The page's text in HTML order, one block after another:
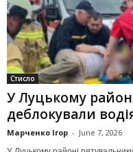
Стисло
У Луцькому
деблокували
Марченко Ігор - June 7, 2026